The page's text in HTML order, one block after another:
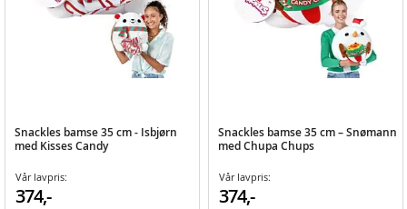
Snackles bamse 35 cm - Isbjørn
med Kisses Candy
Vår lavpris:
374,-
Snackles bamse 35 cm – Snømann
med Chupa Chups
Vår lavpris:
374,-